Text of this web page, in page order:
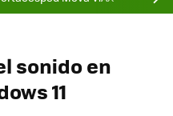
sonido en
11